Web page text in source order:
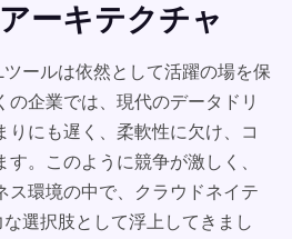
ーキテクチャ
ールは依然として活躍の場を保
の企業では、現代のデータドリ
りにも遅く、柔軟性に欠け、コ
。このように競争が激しく、
ス環境の中で、クラウドネイテ
選択肢として浮上してきまし